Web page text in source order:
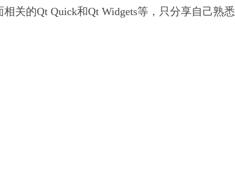
关的Qt Quick和Qt Widgets等，只分享自己熟悉